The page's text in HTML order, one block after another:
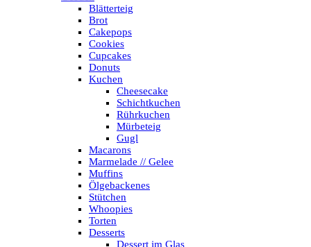
Blätterteig
Brot
Cakepops
Cookies
Cupcakes
Donuts
Kuchen
Cheesecake
Schichtkuchen
Rührkuchen
Mürbeteig
Gugl
Macarons
Marmelade // Gelee
Muffins
Ölgebackenes
Stütchen
Whoopies
Torten
Desserts
Dessert im Glas